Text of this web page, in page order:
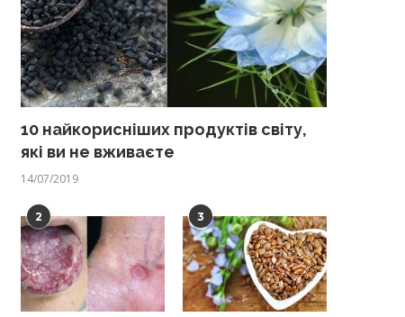
10 найкорисніших продуктів світу,
які ви не вживаєте
14/07/2019
2 3